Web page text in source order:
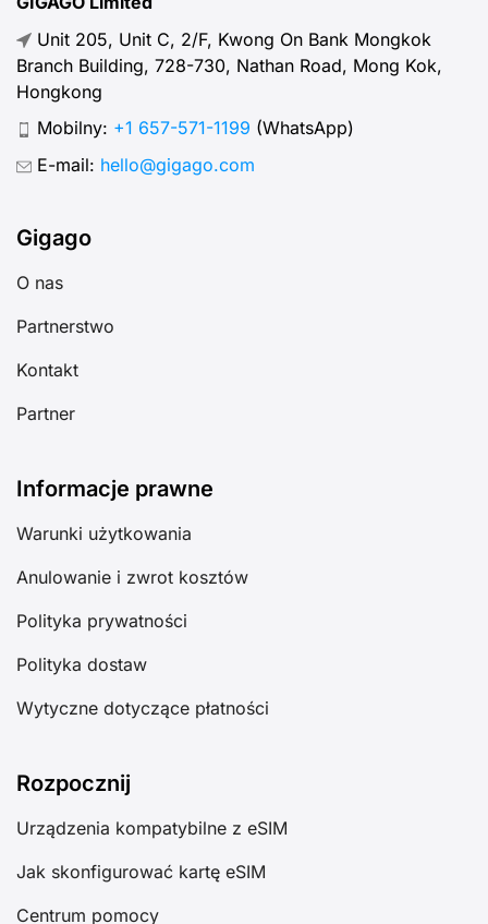
Unit 205, Unit C, 2/F, Kwong On Bank Mongkok
Branch Building, 728-730, Nathan Road, Mong Kok,
Hongkong
Mobilny: +1 657-571-1199 (WhatsApp)
E-mail: hello@gigago.com
Gigago
O nas
Partnerstwo
Kontakt
Partner
Informacje prawne
Warunki użytkowania
Anulowanie i zwrot kosztów
Polityka prywatności
Polityka dostaw
Wytyczne dotyczące płatności
Rozpocznij
Urządzenia kompatybilne z eSIM
Jak skonfigurować kartę eSIM
Centrum pomocy